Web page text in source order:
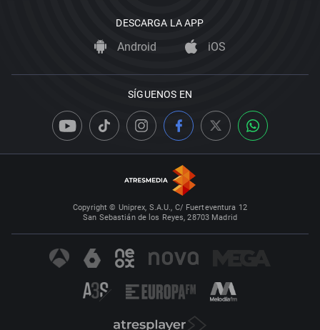
DESCARGA LA APP
Android iOS
SÍGUENOS EN
Copyright © Uniprex, S.A.U., C/ Fuerteventura 12
San Sebastián de los Reyes, 28703 Madrid